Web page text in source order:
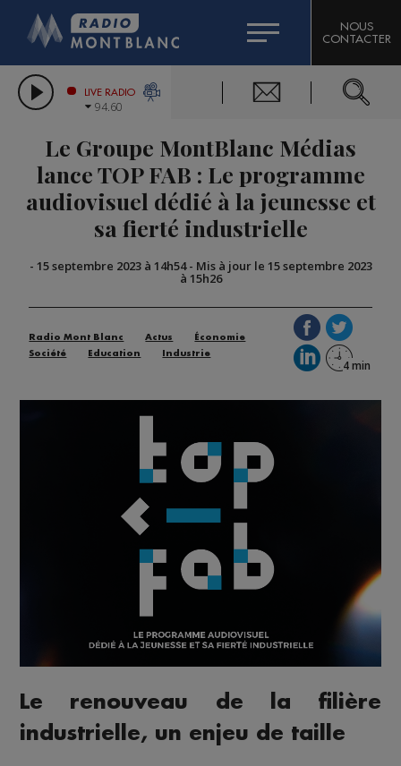
LES CHRONIQUES DE L'EXPERT
CITIZEN MACHINERY
GRAND MASSIF DOMAINES SKIABLES
BIGARD
COMPAGNIE DU MONT-BLANC
NOUS
CONTACTER
LIVE RADIO
94.60
Le Groupe MontBlanc Médias
lance TOP FAB : Le programme
audiovisuel dédié à la jeunesse et
sa fierté industrielle
- 15 septembre 2023 à 14h54- Mis à jour le 15 septembre 2023
à 15h26
Radio Mont Blanc Actus
Économie
Société
Education Industrie
Le renouveau de la filière
industrielle, un enjeu de taille